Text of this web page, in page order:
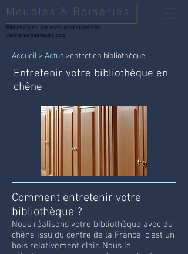
Bibliothèques sur mesure et standards,
Verrières intérieurs bois.
Meubles & Boiseries
Accueil >Actus >entretien bibliothèque
Entretenir votre bibliothèque en
chêne
Comment entretenir votre
bibliothèque ?
Nous réalisons votre bibliothèque avec du
chêne issu du centre de la France, c'est un
bois relativement clair. Nous le